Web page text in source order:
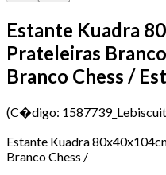
Estante Kuadra
Prateleiras
Branco Chess /
(C�digo: 1587739_Lebiscuit
Estante Kuadra
Branco Chess /